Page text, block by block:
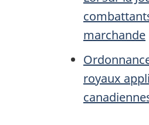
marchande
royaux